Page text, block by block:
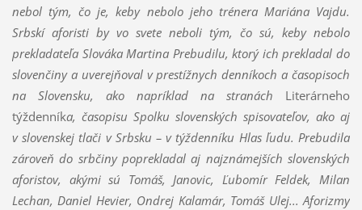
nebol tým, čo je, keby nebolo jeho trénera Mariána Vajdu.
Srbskí aforisti by vo svete neboli tým, čo sú, keby nebolo
prekladateľa Slováka Martina Prebudilu, ktorý ich prekladal do
slovenčiny a uverejňoval v prestížnych denníkoch a časopisoch
na Slovensku, ako napríklad na stranách Literárneho
týždenníka, časopisu Spolku slovenských spisovateľov, ako aj
v slovenskej tlači v Srbsku – v týždenníku Hlas ľudu. Prebudila
zároveň do srbčiny poprekladal aj najznámejších slovenských
aforistov, akými sú Tomáš, Janovic, Ľubomír Feldek, Milan
Lechan, Daniel Hevier, Ondrej Kalamár, Tomáš Ulej... Aforizmy